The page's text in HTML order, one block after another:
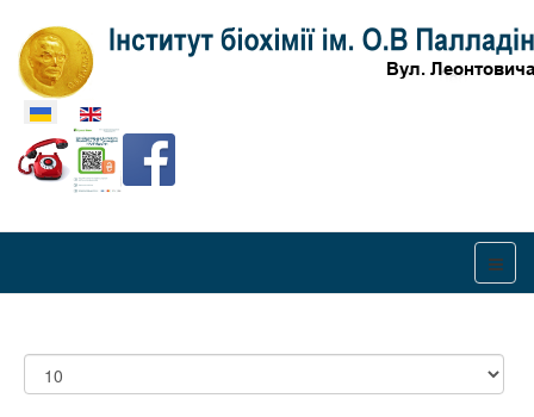
Оберіть свою мову
Показувати